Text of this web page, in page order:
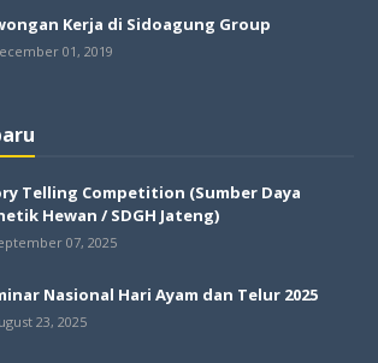
Kerja di Sidoagung Group
01, 2019
Telling Competition (Sumber Daya
Hewan / SDGH Jateng)
07, 2025
Nasional Hari Ayam dan Telur 2025
23, 2025